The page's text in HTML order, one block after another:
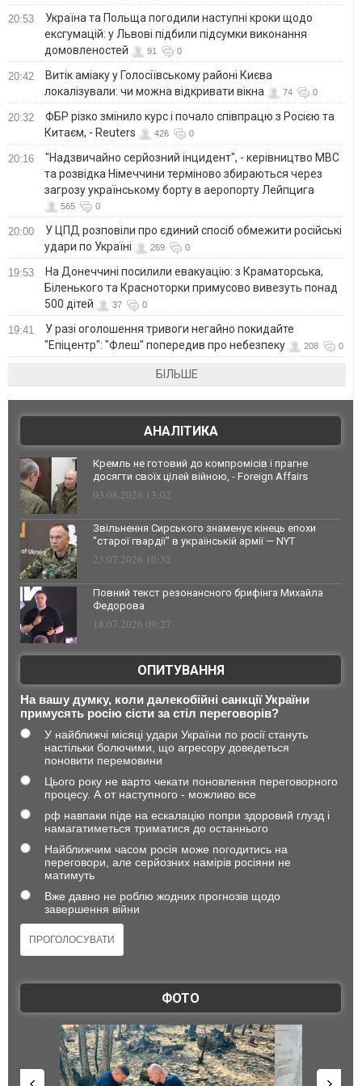
20:53
Україна та Польща погодили наступні кроки щодо
ексгумацій: у Львові підбили підсумки виконання
домовленостей
91 0
20:42
Витік аміаку у Голосіївському районі Києва
локалізували: чи можна відкривати вікна
74 0
20:32
ФБР різко змінило курс і почало співпрацю з Росією та
Китаєм, - Reuters
426 0
20:16
"Надзвичайно серйозний інцидент", - керівництво МВС
та розвідка Німеччини терміново збираються через
загрозу українському борту в аеропорту Лейпцига
565 0
20:00
У ЦПД розповіли про єдиний спосіб обмежити російські
удари по Україні
269 0
19:53
На Донеччині посилили евакуацію: з Краматорська,
Біленького та Красноторки примусово вивезуть понад
500 дітей
37 0
19:41
У разі оголошення тривоги негайно покидайте
"Епіцентр": "Флеш" попередив про небезпеку
208 0
БІЛЬШЕ
АНАЛІТИКА
Кремль не готовий до компромісів і прагне
досягти своїх цілей війною, - Foreign Affairs
03.08.2026 13:02
Звільнення Сирського знаменує кінець епохи
"старої гвардії" в українській армії — NYT
23.07.2026 10:32
Повний текст резонансного брифінга Михайла
Федорова
18.07.2026 09:27
ОПИТУВАННЯ
На вашу думку, коли далекобійні санкції України
примусять росію сісти за стіл переговорів?
У найближчі місяці удари України по росії стануть
настільки болючими, що агресору доведеться
поновити перемовини
Цього року не варто чекати поновлення переговорного
процесу. А от наступного - можливо все
рф навпаки піде на ескалацію попри здоровий глузд і
намагатиметься триматися до останнього
Найближчим часом росія може погодитись на
переговори, але серйозних намірів росіяни не
матимуть
Вже давно не роблю жодних прогнозів щодо
завершення війни
ФОТО